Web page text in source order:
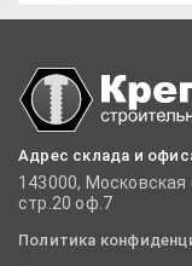
Адрес склада и
143000, Московская
стр.20 оф.7
Политика